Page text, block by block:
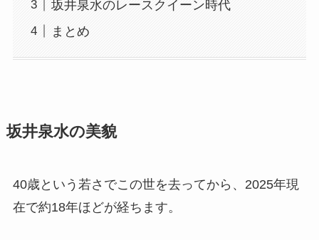
坂井泉水のレースクイーン時代
まとめ
坂井泉水の美貌
40歳という若さでこの世を去ってから、2025年現
在で約18年ほどが経ちます。